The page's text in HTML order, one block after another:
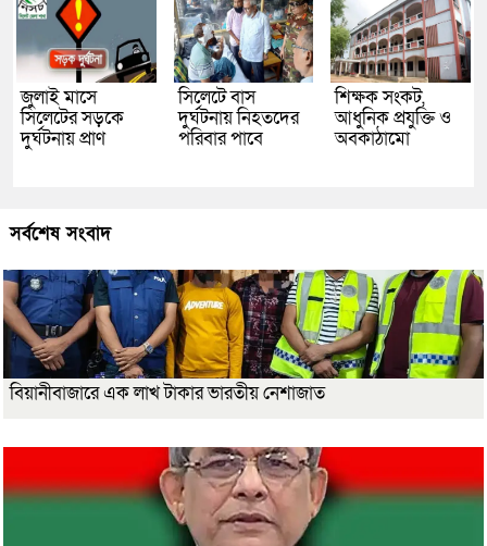
জুলাই মাসে
সিলেটের সড়কে
দুর্ঘটনায় প্রাণ
সিলেটে বাস
দুর্ঘটনায় নিহতদের
পরিবার পাবে
শিক্ষক সংকট,
আধুনিক প্রযুক্তি ও
অবকাঠামো
সর্বশেষ সংবাদ
বিয়ানীবাজারে এক লাখ টাকার ভারতীয় নেশাজাত